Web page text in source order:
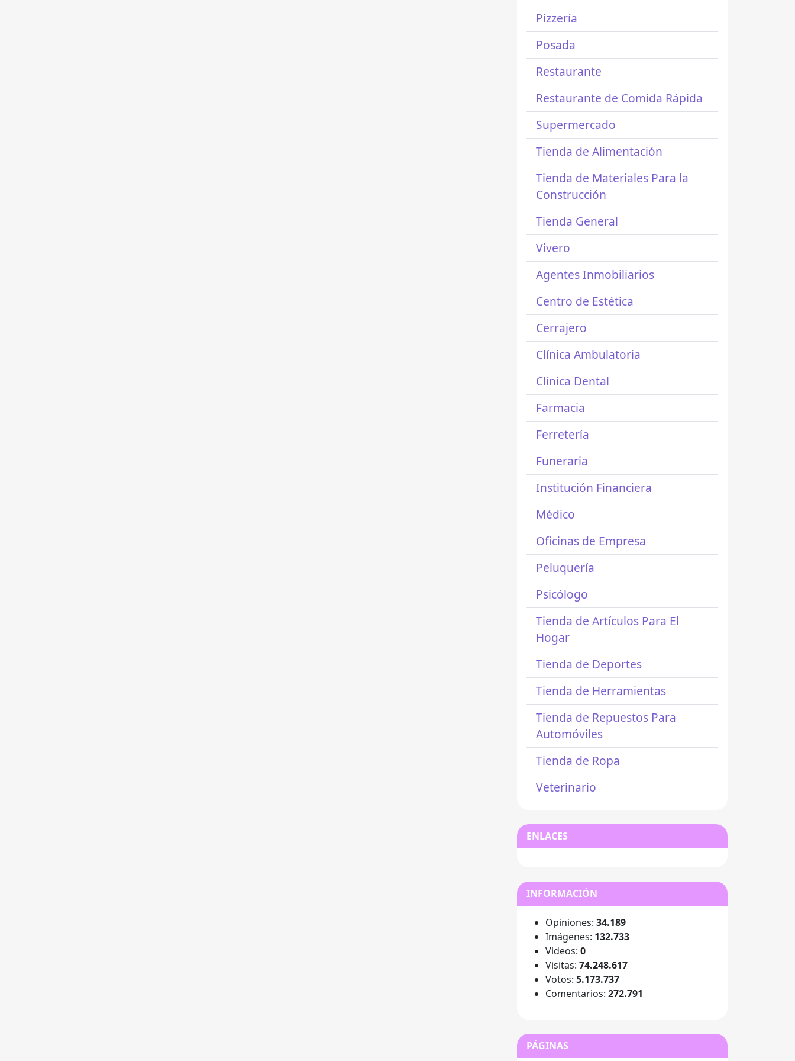
Pizzería
Posada
Restaurante
Restaurante de Comida Rápida
Supermercado
Tienda de Alimentación
Tienda de Materiales Para la
Construcción
Tienda General
Vivero
Agentes Inmobiliarios
Centro de Estética
Cerrajero
Clínica Ambulatoria
Clínica Dental
Farmacia
Ferretería
Funeraria
Institución Financiera
Médico
Oficinas de Empresa
Peluquería
Psicólogo
Tienda de Artículos Para El
Hogar
Tienda de Deportes
Tienda de Herramientas
Tienda de Repuestos Para
Automóviles
Tienda de Ropa
Veterinario
ENLACES
INFORMACIÓN
Opiniones: 34.189
Imágenes: 132.733
Videos: 0
Visitas: 74.248.617
Votos: 5.173.737
Comentarios: 272.791
PÁGINAS